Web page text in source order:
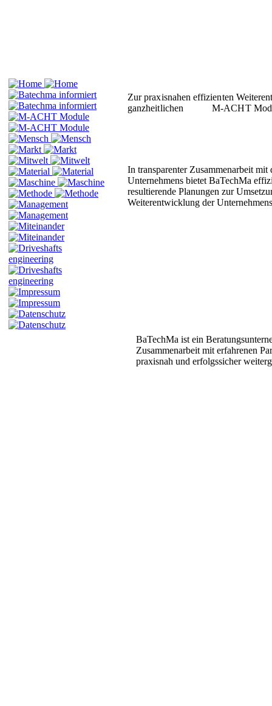
Zur praxisnahen effizienten
ganzheitlichen
M-ACHT
In transparenter Zusammenarbeit mit
Unternehmens bietet BaTechMa
resultierende Planungen zur
Weiterentwicklung der
BaTechMa ist ein
Zusammenarbeit mit erfahrenen
praxisnah und erfolgssicher